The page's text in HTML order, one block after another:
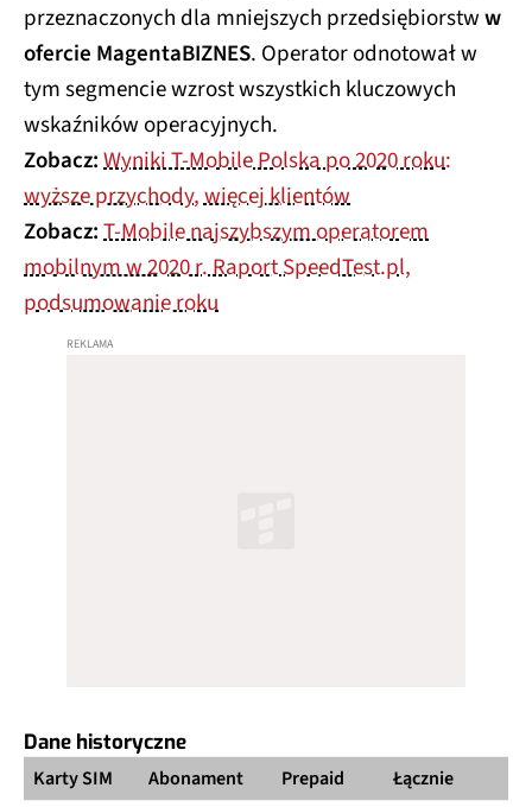
przeznaczonych dla mniejszych przedsiębiorstww
ofercie MagentaBIZNES. Operator odnotował w
tym segmencie wzrost wszystkich kluczowych
wskaźników operacyjnych.
Zobacz:Wyniki T-Mobile Polska po 2020 roku:
wyższe przychody, więcej klientów
Zobacz:T-Mobile najszybszym operatorem
mobilnym w 2020 r. Raport SpeedTest.pl,
podsumowanie roku
Dane historyczne
Karty SIM Abonament Prepaid
Łącznie